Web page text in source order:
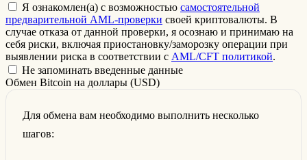
Я ознакомлен(а) с возможностью самостоятельной
предварительной AML-проверки своей криптовалюты. В
случае отказа от данной проверки, я осознаю и принимаю на
себя риски, включая приостановку/заморозку операции при
выявлении риска в соответствии с AML/CFT политикой.
Не запоминать введенные данные
Обмен Bitcoin на доллары (USD)
Для обмена вам необходимо выполнить несколько
шагов: